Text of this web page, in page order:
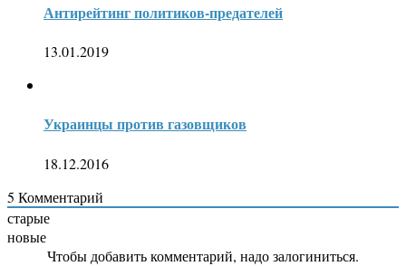
Антирейтинг политиков-предателей
13.01.2019
Украинцы против газовщиков
18.12.2016
5 Комментарий
старые
новые
Чтобы добавить комментарий, надо залогиниться.